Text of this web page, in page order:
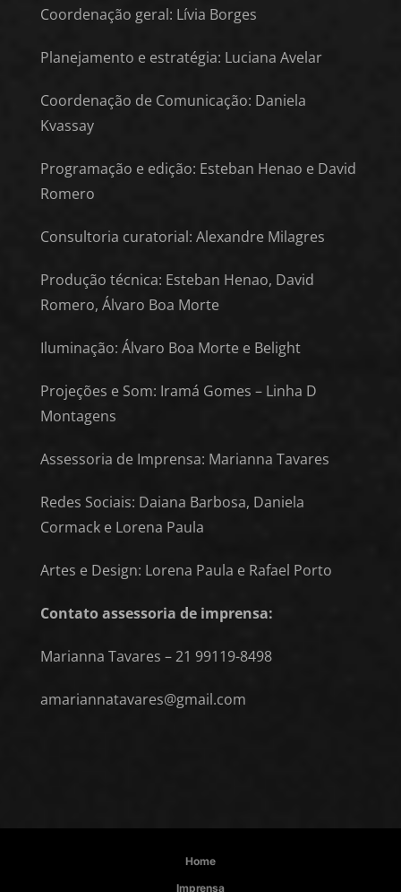
Coordenação geral: Lívia Borges
Planejamento e estratégia: Luciana Avelar
Coordenação de Comunicação: Daniela
Kvassay
Programação e edição: Esteban Henao e David
Romero
Consultoria curatorial: Alexandre Milagres
Produção técnica: Esteban Henao, David
Romero, Álvaro Boa Morte
Iluminação: Álvaro Boa Morte e Belight
Projeções e Som: Iramá Gomes – Linha D
Montagens
Assessoria de Imprensa: Marianna Tavares
Redes Sociais: Daiana Barbosa, Daniela
Cormack e Lorena Paula
Artes e Design: Lorena Paula e Rafael Porto
Contato assessoria de imprensa:
Marianna Tavares – 21 99119-8498
amariannatavares@gmail.com
Home
Imprensa